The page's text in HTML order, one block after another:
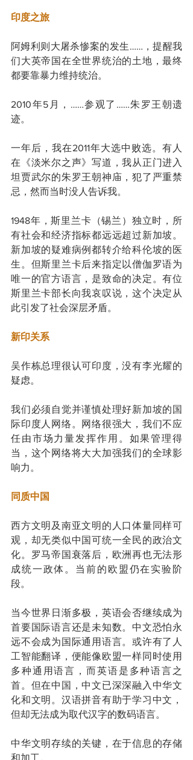
印度之旅
阿姆利则大屠杀惨案的发生……，提醒我
们大英帝国在全世界统治的土地，最终
都要靠暴力维持统治。
2010年5月，……参观了……朱罗王朝遗
迹。
一年后，我在2011年大选中败选。有人
在《淡米尔之声》写道，我从正门进入
坦贾武尔的朱罗王朝神庙，犯了严重禁
忌，然而当时没人告诉我。
1948年，斯里兰卡（锡兰）独立时，所
有社会和经济指标都远远超过新加坡。
新加坡的疑难病例都转介给科伦坡的医
生。但斯里兰卡后来指定以僧伽罗语为
唯一的官方语言，是致命的决定。有位
斯里兰卡部长向我哀叹说，这个决定从
此引发了社会深层矛盾。
新印关系
吴作栋总理很认可印度，没有李光耀的
疑虑。
我们必须自觉并谨慎处理好新加坡的国
际印度人网络。网络很强大，我们不应
任由市场力量发挥作用。如果管理得
当，这个网络将大大加强我们的全球影
响力。
同质中国
西方文明及南亚文明的人口体量同样可
观，却无类似中国可统一全民的政治文
化。罗马帝国衰落后，欧洲再也无法形
成统一政体。当前的欧盟仍在实验阶
段。
当今世界日渐多极，英语会否继续成为
首要国际语言还是未知数。中文恐怕永
远不会成为国际通用语言。或许有了人
工智能翻译，便能像欧盟一样同时使用
多种通用语言，而英语是多种语言之
首。但在中国，中文已深深融入中华文
化和文明。汉语拼音有助于学习中文，
但却无法成为取代汉字的数码语言。
中华文明存续的关键，在于信息的存储
和加工。